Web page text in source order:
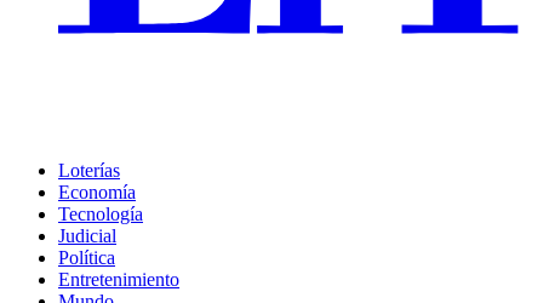
Loterías
Economía
Tecnología
Judicial
Política
Entretenimiento